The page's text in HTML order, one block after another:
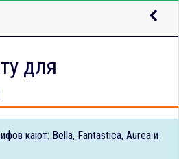
для
кают: Bella, Fantastica, Aurea и